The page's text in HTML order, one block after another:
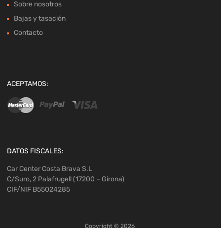
Sobre nosotros
Bajas y tasación
Contacto
ACEPTAMOS:
DATOS FISCALES:
Car Center Costa Brava S.L
C/Suro, 2 Palafrugell (17200 – Girona)
CIF/NIF B55024285
Copyright © 2026